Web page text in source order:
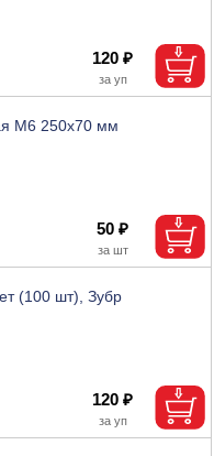
120 ₽
М6 250х70 мм
50 ₽
(100 шт), Зубр
120 ₽